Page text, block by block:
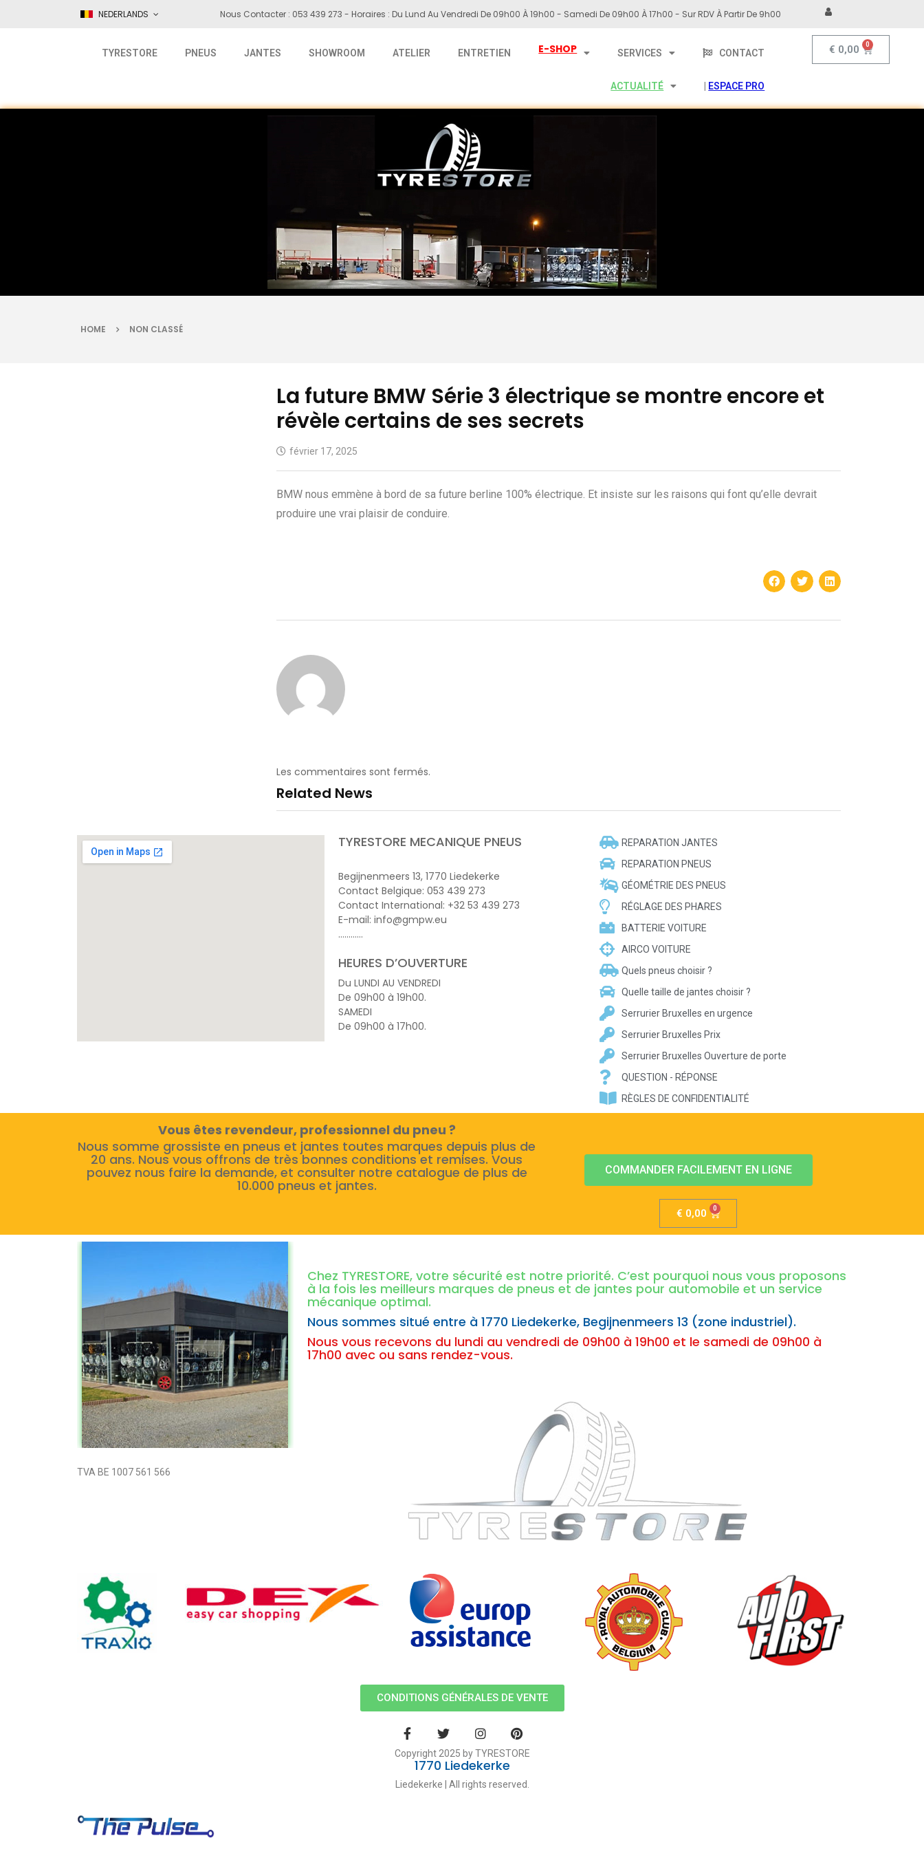
NEDERLANDS Nous Contacter : 053 439 273 - Horaires : Du Lund Au Vendredi De 09h00 À 19h00 - Samedi De 09h00 À 17h00 - Sur RDV À Partir De 9h00
TYRESTORE PNEUS JANTES SHOWROOM ATELIER ENTRETIEN E-SHOP SERVICES CONTACT
ACTUALITÉ ESPACE PRO
€ 0,00
HOME NON CLASSÉ
La future BMW Série 3 électrique se montre encore et
révèle certains de ses secrets
février 17, 2025
BMW nous emmène à bord de sa future berline 100% électrique. Et insiste sur les raisons qui font qu’elle devrait
produire une vrai plaisir de conduire.
Les commentaires sont fermés.
Related News
TYRESTORE MECANIQUE PNEUS
Begijnenmeers 13, 1770 Liedekerke
Contact Belgique: 053 439 273
Contact International: +32 53 439 273
E-mail: info@gmpw.eu
…………
HEURES D’OUVERTURE
Du LUNDI AU VENDREDI
De 09h00 à 19h00.
SAMEDI
De 09h00 à 17h00.
REPARATION JANTES
REPARATION PNEUS
GÉOMÉTRIE DES PNEUS
RÉGLAGE DES PHARES
BATTERIE VOITURE
AIRCO VOITURE
Quels pneus choisir ?
Quelle taille de jantes choisir ?
Serrurier Bruxelles en urgence
Serrurier Bruxelles Prix
Serrurier Bruxelles Ouverture de porte
QUESTION - RÉPONSE
RÈGLES DE CONFIDENTIALITÉ
Vous êtes revendeur, professionnel du pneu ?
Nous somme grossiste en pneus et jantes toutes marques depuis plus de
20 ans. Nous vous offrons de très bonnes conditions et remises. Vous
pouvez nous faire la demande, et consulter notre catalogue de plus de
10.000 pneus et jantes.
COMMANDER FACILEMENT EN LIGNE
€ 0,00
TVA BE 1007 561 566
Chez TYRESTORE, votre sécurité est notre priorité. C’est pourquoi nous vous proposons
à la fois les meilleurs marques de pneus et de jantes pour automobile et un service
mécanique optimal.
Nous sommes situé entre à 1770 Liedekerke, Begijnenmeers 13 (zone industriel).
Nous vous recevons du lundi au vendredi de 09h00 à 19h00 et le samedi de 09h00 à
17h00 avec ou sans rendez-vous.
CONDITIONS GÉNÉRALES DE VENTE
Copyright 2025 by TYRESTORE
1770 Liedekerke
Liedekerke | All rights reserved.